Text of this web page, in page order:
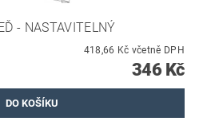
- NASTAVITELNÝ
418,66 Kč včetně DPH
346 Kč